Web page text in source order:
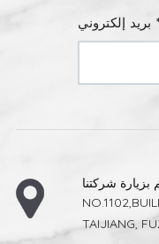
*
بزيارة شركتنا
TAIJIANG,